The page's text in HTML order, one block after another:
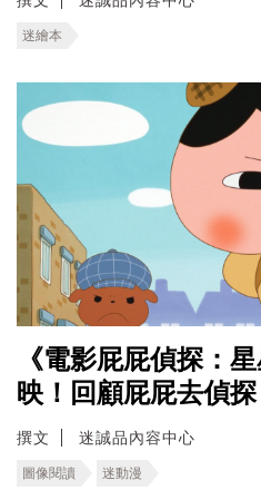
迷繪本
《電影屁屁偵探：
映！回顧屁屁去偵
撰文 迷誠品內容中心
圖像閱讀 迷動漫